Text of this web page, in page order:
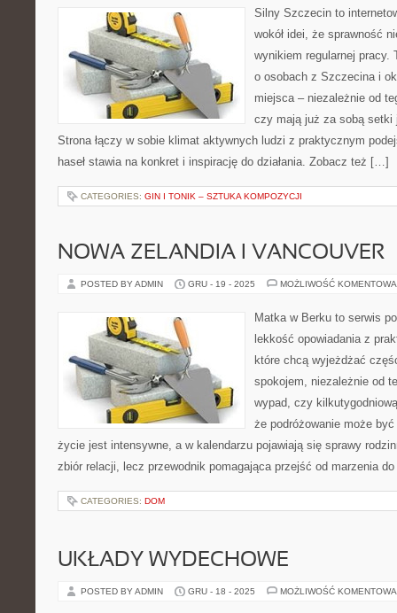
Silny Szczecin to
wokół idei, że sprawność
wynikiem regularnej pracy.
o osobach z Szczecina i
miejsca – niezależnie od
czy mają już za sobą setki
Strona łączy w sobie klimat aktywnych ludzi z praktycznym
haseł stawia na konkret i inspirację do działania. Zobacz też […]
CATEGORIES: GIN I TONIK – SZTUKA KOMPOZYCJI
NOWA ZELANDIA I VANCOUVER
POSTED BY ADMIN GRU - 19 - 2025 MOŻLIWOŚĆ
Matka w Berku to serwis
lekkość opowiadania z
które chcą wyjeżdżać
spokojem, niezależnie od
wypad, czy
że podróżowanie może
życie jest intensywne, a w kalendarzu pojawiają się sprawy
zbiór relacji, lecz przewodnik pomagająca przejść od marzenia
CATEGORIES: DOM
UKŁADY WYDECHOWE
POSTED BY ADMIN GRU - 18 - 2025 MOŻLIWOŚĆ